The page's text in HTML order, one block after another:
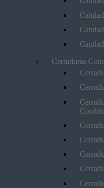
Cerraduras